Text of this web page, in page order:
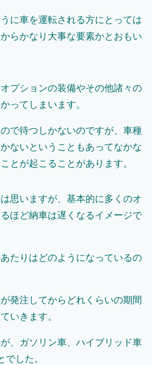
に車を運転される方にとっては
らかなり大事な要素かとおもい
プションの装備やその他諸々の
ってしまいます。
で待つしかないのですが、車種
ないということもあってなかな
とが起こることがあります。
思いますが、基本的に多くのオ
ほど納車は遅くなるイメージで
たりはどのようになっているの
発注してからどれくらいの期間
いきます。
、ガソリン車、ハイブリッド車
でした。